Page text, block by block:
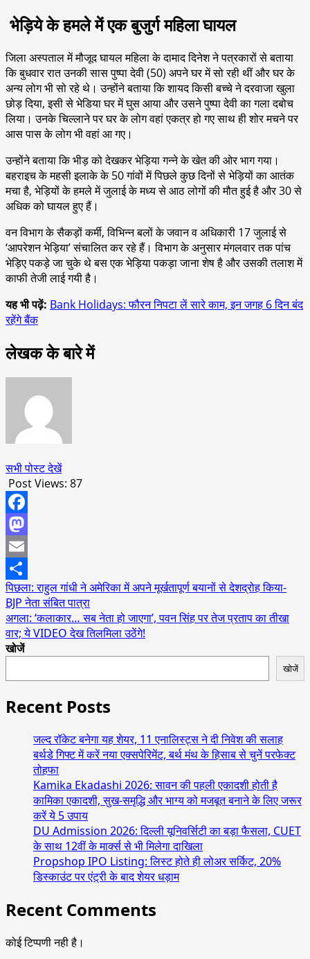
भेड़िये के हमले में एक बुजुर्ग महिला घायल
जिला अस्पताल में मौजूद घायल महिला के दामाद दिनेश ने पत्रकारों से बताया
कि बुधवार रात उनकी सास पुष्पा देवी (50) अपने घर में सो रही थीं और घर के
अन्य लोग भी सो रहे थे। उन्होंने बताया कि शायद किसी बच्चे ने दरवाजा खुला
छोड़ दिया, इसी से भेडिया घर में घुस आया और उसने पुष्पा देवी का गला दबोच
लिया। उनके चिल्लाने पर घर के लोग वहां एकत्र हो गए साथ ही शोर मचने पर
आस पास के लोग भी वहां आ गए।
उन्होंने बताया कि भीड़ को देखकर भेड़िया गन्ने के खेत की ओर भाग गया।
बहराइच के महसी इलाके के 50 गांवों में पिछले कुछ दिनों से भेड़ियों का आतंक
मचा है, भेड़ियों के हमले में जुलाई के मध्य से आठ लोगों की मौत हुई है और 30 से
अधिक को घायल हुए हैं।
वन विभाग के सैकड़ों कर्मी, विभिन्न बलों के जवान व अधिकारी 17 जुलाई से
‘आपरेशन भेड़िया’ संचालित कर रहे हैं। विभाग के अनुसार मंगलवार तक पांच
भेड़िए पकड़े जा चुके थे बस एक भेड़िया पकड़ा जाना शेष है और उसकी तलाश में
काफी तेजी लाई गयी है।
यह भी पढ़ें: Bank Holidays: फौरन निपटा लें सारे काम, इन जगह 6 दिन बंद
रहेंगे बैंक
लेखक के बारे में
सभी पोस्ट देखें
Post Views: 87
Facebook
Mastodon
Email
Share
पोस्ट
नेविगेशन
पिछला:राहुल गांधी ने अमेरिका में अपने मूर्खतापूर्ण बयानों से देशद्रोह किया-
BJP नेता संबित पात्रा
अगला: ‘कलाकार… सब नेता हो जाएगा’, पवन सिंह पर तेज प्रताप का तीखा
वार; ये VIDEO देख तिलमिला उठेंगे!
खोजें
खोजें
Recent Posts
जल्द रॉकेट बनेगा यह शेयर, 11 एनालिस्ट्स ने दी निवेश की सलाह
बर्थडे गिफ्ट में करें नया एक्सपेरिमेंट, बर्थ मंथ के हिसाब से चुनें परफेक्ट
तोहफा
Kamika Ekadashi 2026: सावन की पहली एकादशी होती है
कामिका एकादशी, सुख-समृद्धि और भाग्य को मजबूत बनाने के लिए जरूर
करें ये 5 उपाय
DU Admission 2026: दिल्ली यूनिवर्सिटी का बड़ा फैसला, CUET
के साथ 12वीं के मार्क्स से भी मिलेगा दाखिला
Propshop IPO Listing: लिस्ट होते ही लोअर सर्किट, 20%
डिस्काउंट पर एंट्री के बाद शेयर धड़ाम
Recent Comments
कोई टिप्पणी नही है।